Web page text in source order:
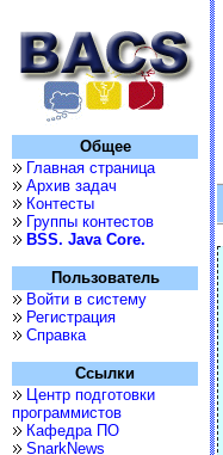
Общее
Главная страница
Архив задач
Контесты
Группы контестов
BSS. Java Core.
Пользователь
Войти в систему
Регистрация
Справка
Ссылки
Центр подготовки
программистов
Кафедра ПО
SnarkNews